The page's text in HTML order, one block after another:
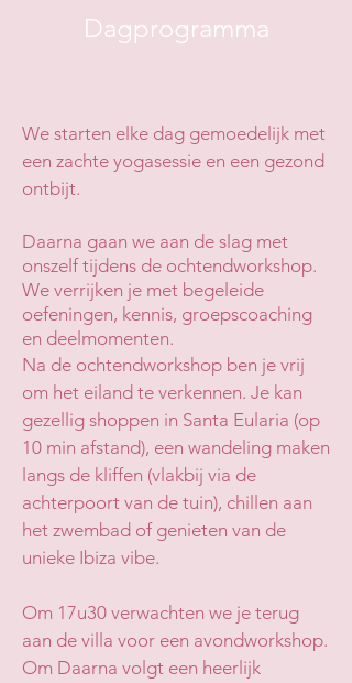
Dagprogramma
We starten elke dag gemoedelijk met
een zachte yogasessie en een gezond
ontbijt.
Daarna gaan we aan de slag met
onszelf tijdens de ochtendworkshop.
We verrijken je met begeleide
oefeningen, kennis, groepscoaching
en deelmomenten.
Na de ochtendworkshop ben je vrij
om het eiland te verkennen. Je kan
gezellig shoppen in Santa Eularia (op
10 min afstand), een wandeling maken
langs de kliffen (vlakbij via de
achterpoort van de tuin), chillen aan
het zwembad of genieten van de
unieke Ibiza vibe.
Om 17u30 verwachten we je terug
aan de villa voor een avondworkshop.
Om Daarna volgt een heerlijk